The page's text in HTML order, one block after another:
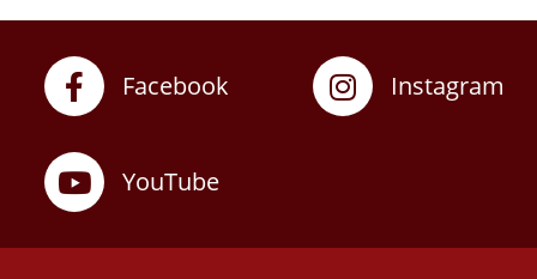
Facebook Instagram
YouTube